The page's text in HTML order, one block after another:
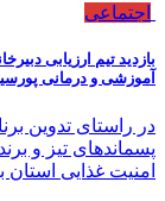
اجتماعی
بازدید تیم ارزیابی
آموزشی و درمانی
در راستای تدوین
پسماندهای تیز و
امنیت غذایی